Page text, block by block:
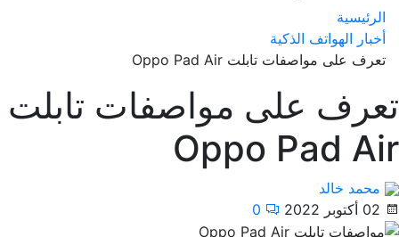
الرئيسية
أخبار الهواتف الذكية
تعرف على مواصفات تابلت Oppo Pad Air
تعرف على مواصفات تابلت
Oppo Pad Air
محمد خالد
02 أكتوبر 2022
0